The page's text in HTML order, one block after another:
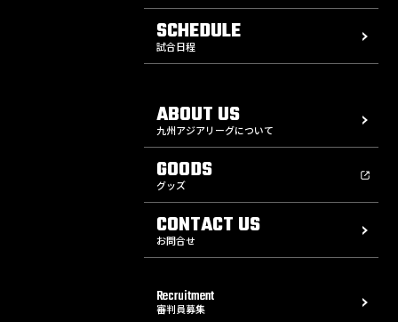
SCHEDULE
試合日程
ABOUT US
九州アジアリーグについて
GOODS
グッズ
CONTACT US
お問合せ
Recruitment
審判員募集